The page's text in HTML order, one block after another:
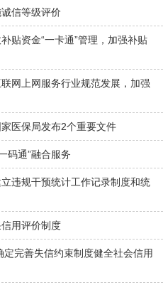
信等级评价
贴资金“一卡通”管理，加强补贴
网上网服务行业规范发展，加强
医保局发布2个重要文件
码通”融合服务
违规干预统计工作记录制度和统
用评价制度
完善失信约束制度健全社会信用